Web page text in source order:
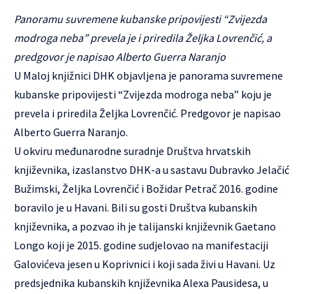
Panoramu suvremene kubanske pripovijesti “Zvijezda
modroga neba” prevela je i priredila Željka Lovrenčić, a
predgovor je napisao Alberto Guerra Naranjo
U Maloj knjižnici DHK objavljena je panorama suvremene
kubanske pripovijesti “Zvijezda modroga neba” koju je
prevela i priredila Željka Lovrenčić. Predgovor je napisao
Alberto Guerra Naranjo.
U okviru međunarodne suradnje Društva hrvatskih
književnika, izaslanstvo DHK-a u sastavu Dubravko Jelačić
Bužimski, Željka Lovrenčić i Božidar Petrač 2016. godine
boravilo je u Havani. Bili su gosti Društva kubanskih
književnika, a pozvao ih je talijanski književnik Gaetano
Longo koji je 2015. godine sudjelovao na manifestaciji
Galovićeva jesen u Koprivnici i koji sada živi u Havani. Uz
predsjednika kubanskih književnika Alexa Pausidesa, u